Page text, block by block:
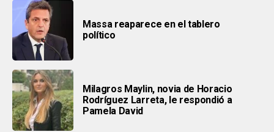
Massa reaparece en el tablero
político
Milagros Maylin, novia de Horacio
Rodríguez Larreta, le respondió a
Pamela David